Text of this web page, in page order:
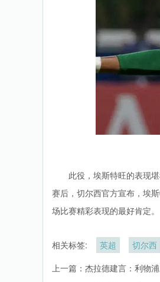
此役，埃斯特旺的表现
赛后，切尔西官方宣布，埃
场比赛精彩表现的最好肯定。
相关标签: 英超 切尔西
上一篇： 杰拉德建言：利物